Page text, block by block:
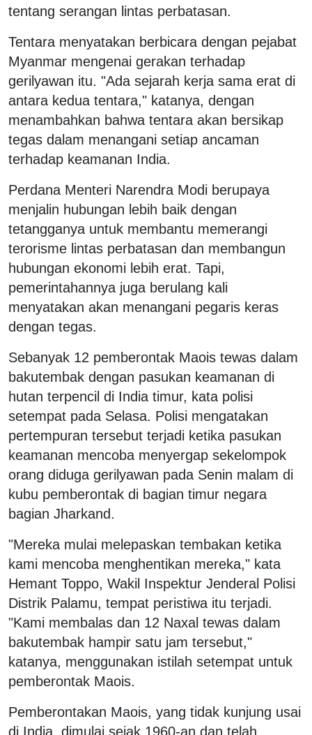
tentang serangan lintas perbatasan.
Tentara menyatakan berbicara dengan pejabat
Myanmar mengenai gerakan terhadap
gerilyawan itu. "Ada sejarah kerja sama erat di
antara kedua tentara," katanya, dengan
menambahkan bahwa tentara akan bersikap
tegas dalam menangani setiap ancaman
terhadap keamanan India.
Perdana Menteri Narendra Modi berupaya
menjalin hubungan lebih baik dengan
tetangganya untuk membantu memerangi
terorisme lintas perbatasan dan membangun
hubungan ekonomi lebih erat. Tapi,
pemerintahannya juga berulang kali
menyatakan akan menangani pegaris keras
dengan tegas.
Sebanyak 12 pemberontak Maois tewas dalam
bakutembak dengan pasukan keamanan di
hutan terpencil di India timur, kata polisi
setempat pada Selasa. Polisi mengatakan
pertempuran tersebut terjadi ketika pasukan
keamanan mencoba menyergap sekelompok
orang diduga gerilyawan pada Senin malam di
kubu pemberontak di bagian timur negara
bagian Jharkand.
"Mereka mulai melepaskan tembakan ketika
kami mencoba menghentikan mereka," kata
Hemant Toppo, Wakil Inspektur Jenderal Polisi
Distrik Palamu, tempat peristiwa itu terjadi.
"Kami membalas dan 12 Naxal tewas dalam
bakutembak hampir satu jam tersebut,"
katanya, menggunakan istilah setempat untuk
pemberontak Maois.
Pemberontakan Maois, yang tidak kunjung usai
di India, dimulai sejak 1960-an dan telah